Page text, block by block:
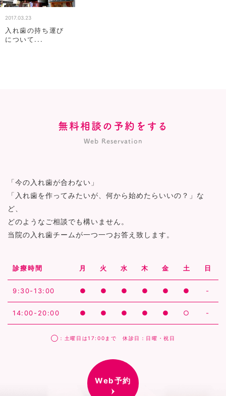
2017.03.23
入れ歯の持ち運び
について...
無料相談の予約をする
Web Reservation
「今の入れ歯が合わない」
「入れ歯を作ってみたいが、何から始めたらいいの？」な
ど、
どのようなご相談でも構いません。
当院の入れ歯チームが一つ一つお答え致します。
診療時間 月 火 水 木 金 土 日
9:30-13:00 ● ● ● ● ● ● -
14:00-20:00 ● ● ● ● ● ○ -
◯：土曜日は17:00まで 休診日：日曜・祝日
Web予約